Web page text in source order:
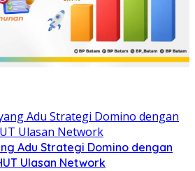
Adu Strategi Domino dengan
Ulasan Network